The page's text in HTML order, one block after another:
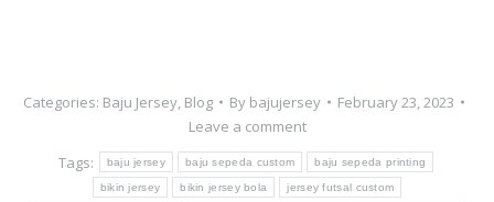
Categories: Baju Jersey, Blog By bajujersey
February 23, 2023
Leave a comment
Tags:
baju jersey baju sepeda custom baju sepeda printing
bikin jersey bikin jersey bola jersey futsal custom